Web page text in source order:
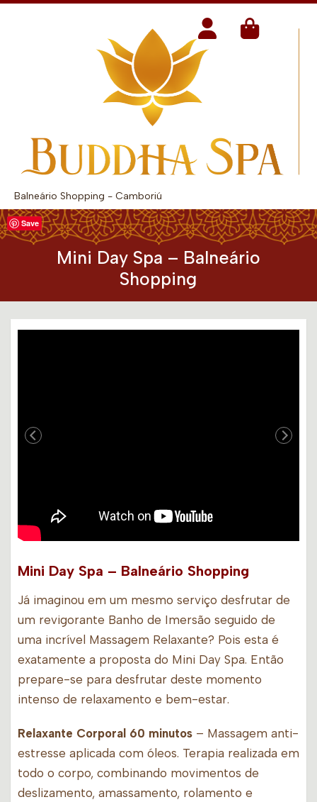
Balneário Shopping - Camboriú
Mini Day Spa – Balneário
Shopping
Save
Mini Day Spa – Balneário Shopping
Já imaginou em um mesmo serviço desfrutar de
um revigorante Banho de Imersão seguido de
uma incrível Massagem Relaxante? Pois esta é
exatamente a proposta do Mini Day Spa. Então
prepare-se para desfrutar deste momento
intenso de relaxamento e bem-estar.
Relaxante Corporal 60 minutos – Massagem anti-
estresse aplicada com óleos. Terapia realizada em
todo o corpo, combinando movimentos de
deslizamento, amassamento, rolamento e